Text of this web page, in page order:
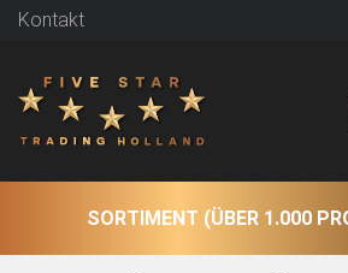
Kontakt
SORTIMENT (ÜBER 1.000